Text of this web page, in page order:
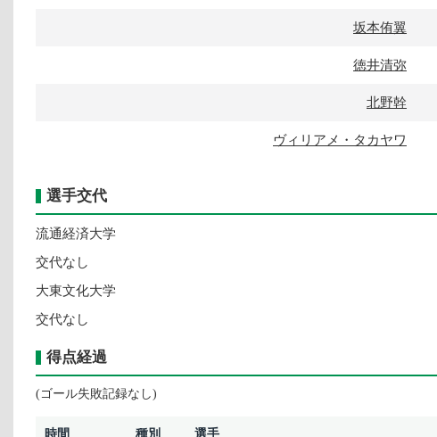
坂本侑翼
徳井清弥
北野幹
ヴィリアメ・タカヤワ
選手交代
流通経済大学
交代なし
大東文化大学
交代なし
得点経過
(ゴール失敗記録なし)
時間 種別 選手